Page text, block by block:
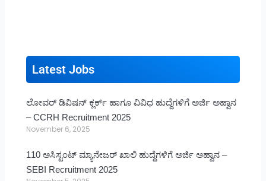
Latest Jobs
ಲೋವರ್ ಡಿವಿಷನ್ ಕ್ಲರ್ಕ್ ಹಾಗೂ ವಿವಿಧ ಹುದ್ದೆಗಳಿಗೆ ಅರ್ಜಿ ಅಹ್ವಾನ
– CCRH Recruitment 2025
November 6, 2025
110 ಅಸಿಸ್ಟಂಟ್ ಮ್ಯಾನೇಜರ್ ಖಾಲಿ ಹುದ್ದೆಗಳಿಗೆ ಅರ್ಜಿ ಅಹ್ವಾನ –
SEBI Recruitment 2025